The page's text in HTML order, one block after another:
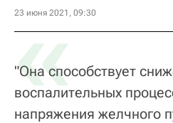
23 июня 2021, 09:30
«
"Она способствует
воспалительных
напряжения желчного